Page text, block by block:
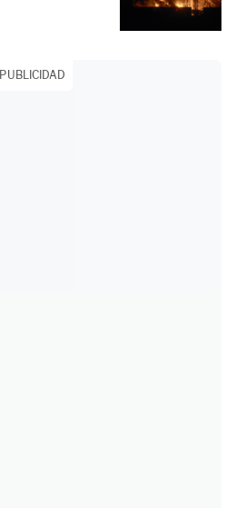
PUBLICIDAD